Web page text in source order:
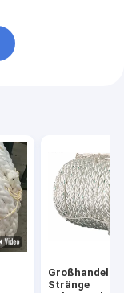
Großhandel 8
Stränge